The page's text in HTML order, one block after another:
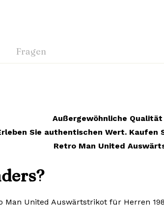
Fragen
Außergewöhnliche
Sie authentischen Wert.
Retro Man United
Man United Auswärtstrikot für Herren